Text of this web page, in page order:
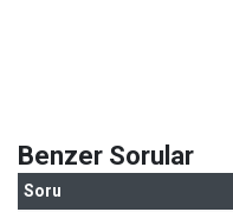
Benzer Sorular
Soru